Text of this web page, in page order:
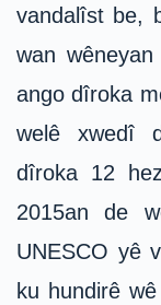
vandalîst be,
wan
ango dîroka
welê xwedî
dîroka 12
2015an de
UNESCO yê
ku hundirê